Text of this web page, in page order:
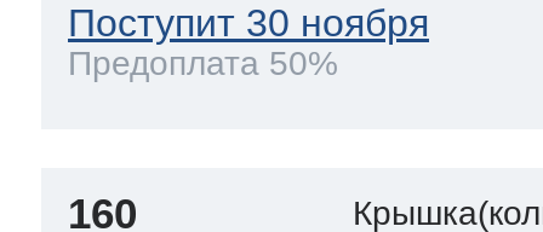
Поступит 30 ноября
Предоплата 50%
160